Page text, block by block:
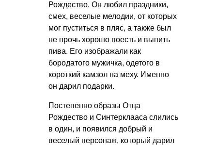
Рождество. Он любил праздники,
смех, веселые мелодии, от которых
мог пуститься в пляс, а также был
не прочь хорошо поесть и выпить
пива. Его изображали как
бородатого мужичка, одетого в
короткий камзол на меху. Именно
он дарил подарки.
Постепенно образы Отца
Рождество и Синтерклааса слились
в один, и появился добрый и
веселый персонаж, который дарил